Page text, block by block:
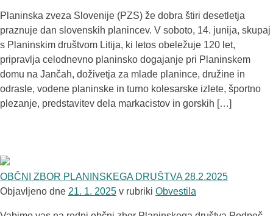
Planinska zveza Slovenije (PZS) že dobra štiri desetletja
praznuje dan slovenskih planincev. V soboto, 14. junija, skupaj
s Planinskim društvom Litija, ki letos obeležuje 120 let,
pripravlja celodnevno planinsko dogajanje pri Planinskem
domu na Jančah, doživetja za mlade planince, družine in
odrasle, vodene planinske in turno kolesarske izlete, športno
plezanje, predstavitev dela markacistov in gorskih […]
OBČNI ZBOR PLANINSKEGA DRUŠTVA 28.2.2025
Objavljeno dne 21. 1. 2025 v rubriki Obvestila